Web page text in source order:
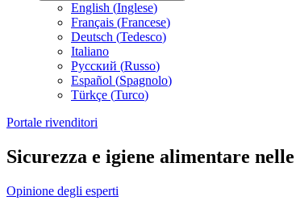
English (Inglese)
Français (Francese)
Deutsch (Tedesco)
Italiano
Русский (Russo)
Español (Spagnolo)
Türkçe (Turco)
Portale rivenditori
Sicurezza e igiene alimentare
Opinione degli esperti